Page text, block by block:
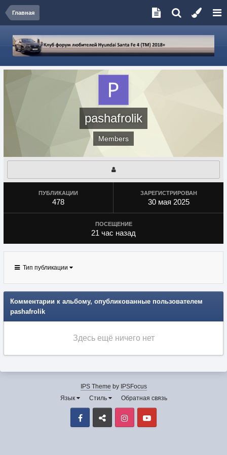
Главная
pashafrolik
Members
ПУБЛИКАЦИИ
478
ЗАРЕГИСТРИРОВАН
30 мая 2025
ПОСЕЩЕНИЕ
21 час назад
Тип публикации
Комментарии к альбому, опубликованные пользователем
pashafrolik
Здесь ещё ничего нет
IPS Theme by IPSFocus
Язык
Стиль Обратная связь
Facebook VK Instagram